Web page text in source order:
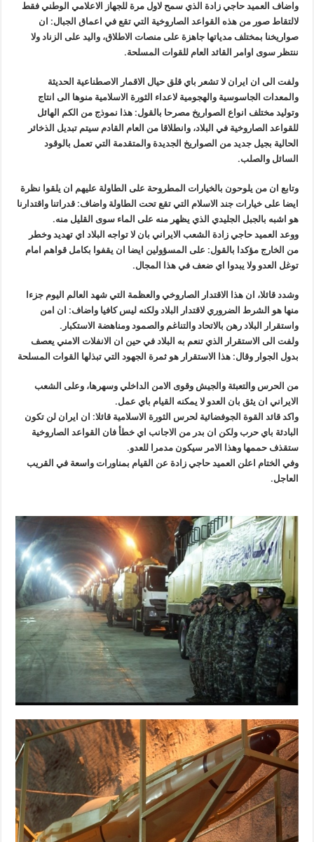
واضاف العميد حاجي زادة الذي سمح لاول مرة للجهاز الاعلامي الوطني فقط
لالتقاط صور من هذه القواعد الصاروخية التي تقع في اعماق الجبال: ان
صواريخنا بمختلف مدياتها جاهزة على منصات الاطلاق، واليد على الزناد ولا
ننتظر سوى اوامر القائد العام للقوات المسلحة.
ولفت الى ان ايران لا تشعر باي قلق حيال الاقمار الاصطناعية الحديثة
والمعدات الجاسوسية والهجومية لاعداء الثورة الاسلامية منوها الى انتاج
وتوليد مختلف انواع الصواريخ مصرحا بالقول: هذا نموذج من الكم الهائل
للقواعد الصاروخية في البلاد، وانطلاقا من العام القادم سيتم تبديل الذخائر
الحالية بجيل جديد من الصواريخ الجديدة والمتقدمة التي تعمل بالوقود
السائل والصلب.
وتابع ان من يلوحون بالخيارات المطروحة على الطاولة عليهم ان يلقوا نظرة
ايضا على خيارات جند الاسلام التي تقع تحت الطاولة واضاف: قدراتنا واقتدارنا
هو اشبه بالجبل الجليدي الذي يظهر منه على الماء سوى القليل منه.
ووعد العميد حاجي زادة الشعب الايراني بان لا تواجه البلاد اي تهديد وخطر
من الخارج مؤكدا بالقول: على المسؤولين ايضا ان يقفوا بكامل قواهم امام
توغل العدو ولا يبدوا اي ضعف في هذا المجال.
وشدد قائلا، ان هذا الاقتدار الصاروخي والعظمة التي شهد العالم اليوم جزءا
منها هو الشرط الضروري لاقتدار البلاد ولكنه ليس كافيا واضاف: ان امن
واستقرار البلاد رهن بالاتحاد والتناغم والصمود ومناهضة الاستكبار.
ولفت الى الاستقرار الذي تنعم به البلاد في حين ان الانفلات الامني يعصف
بدول الجوار وقال: هذا الاستقرار هو ثمرة الجهود التي تبذلها القوات المسلحة
من الحرس والتعبئة والجيش وقوى الامن الداخلي وسهرها، وعلى الشعب
الايراني ان يثق بان العدو لا يمكنه القيام باي عمل.
واكد قائد القوة الجوفضائية لحرس الثورة الاسلامية قائلا: ان ايران لن تكون
البادئة باي حرب ولكن ان بدر من الاجانب اي خطأ فان القواعد الصاروخية
ستقذف حممها وهذا الامر سيكون مدمرا للعدو.
وفي الختام اعلن العميد حاجي زادة عن القيام بمناورات واسعة في القريب
العاجل.